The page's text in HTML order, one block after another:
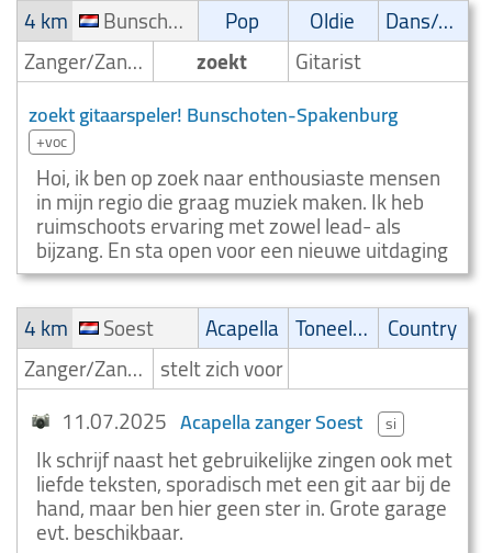
4 km
Bunschoten-Spakenburg Pop Oldie
Dans/Amusementsmuziek
Zanger/Zangeres
zoekt Gitarist
zoekt gitaarspeler! Bunschoten-Spakenburg
+voc
Hoi, ik ben op zoek naar enthousiaste mensen
in mijn regio die graag muziek maken. Ik heb
ruimschoots ervaring met zowel lead- als
bijzang. En sta open voor een nieuwe uitdaging
4 km
Soest Acapella Toneelmuziek/Musical Country
Zanger/Zangeres stelt zich voor
11.07.2025 Acapella zanger Soest si
Ik schrijf naast het gebruikelijke zingen ook met
liefde teksten, sporadisch met een git aar bij de
hand, maar ben hier geen ster in. Grote garage
evt. beschikbaar.